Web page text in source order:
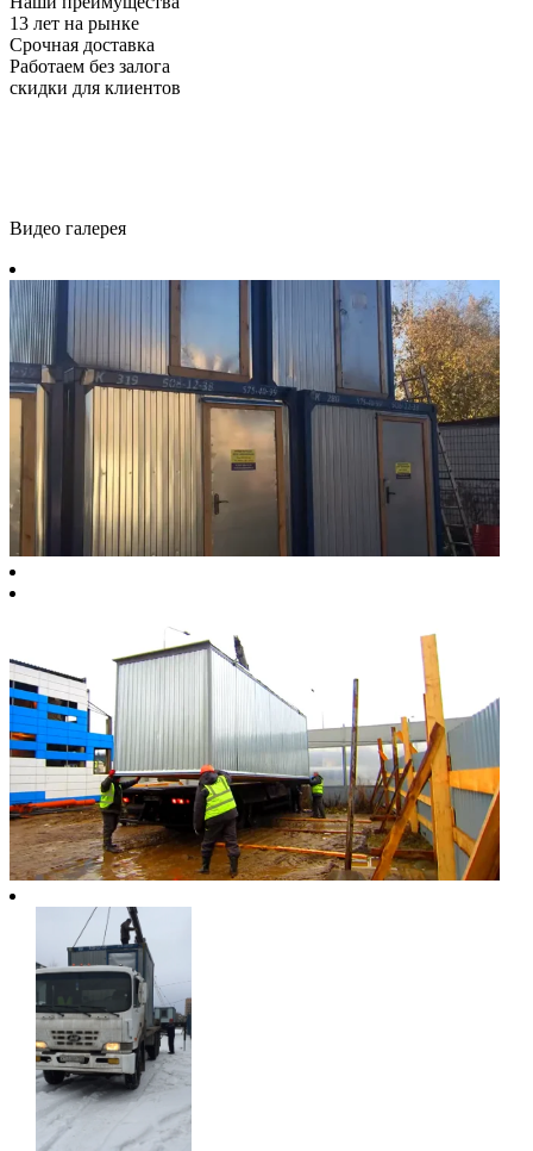
13 лет на рынке
Срочная доставка
Работаем без залога
скидки для клиентов
Видео галерея